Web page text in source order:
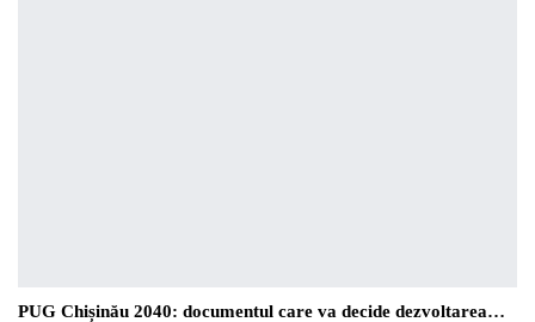
PUG Chișinău 2040: documentul care va decide dezvoltarea…